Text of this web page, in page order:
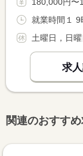
土曜日，日
求
関連のおすす